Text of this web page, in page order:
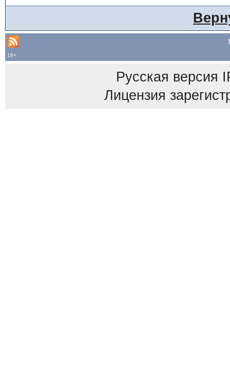
18+
Русская версия
Лицензия